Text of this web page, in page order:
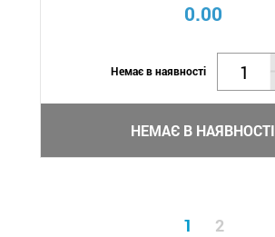
0.00
Немає в наявності
НЕМАЄ В НАЯВНОСТІ
1 2